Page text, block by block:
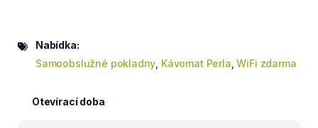
Nabídka:
Samoobslužné pokladny Kávomat Perla ,WiFi zdarma
Otevírací doba